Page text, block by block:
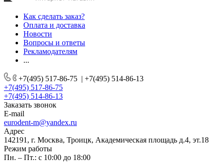
Как сделать заказ?
Оплата и доставка
Новости
Вопросы и ответы
Рекламодателям
...
+7(495) 517-86-75 | +7(495) 514-86-13
+7(495) 517-86-75
+7(495) 514-86-13
Заказать звонок
E-mail
eurodent-m@yandex.ru
Адрес
142191, г. Москва, Троицк, Академическая площадь д.4, эт.18
Режим работы
Пн. – Пт.: с 10:00 до 18:00